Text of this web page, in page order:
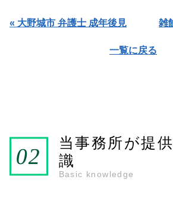
« 大野城市 弁護士 成年後見 雑
一覧に戻る
当事務所が提
識
Basic knowledge